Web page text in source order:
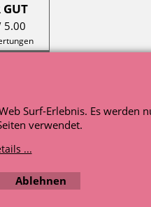
GUT
5.00
zu den
Shop Software.
Surf-Erlebnis. Es werden
verwendet.
...
Ablehnen